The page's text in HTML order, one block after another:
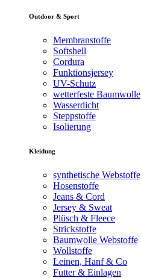
Outdoor & Sport
Membranstoffe
Softshell
Cordura
Funktionsjersey
UV-Schutz
wetterfeste Baumwolle
Wasserdicht
Steppstoffe
Isolierung
Kleidung
synthetische Webstoffe
Hosenstoffe
Jeans & Cord
Jersey & Sweat
Plüsch & Fleece
Strickstoffe
Baumwolle Webstoffe
Wollstoffe
Leinen, Hanf & Co
Futter & Einlagen